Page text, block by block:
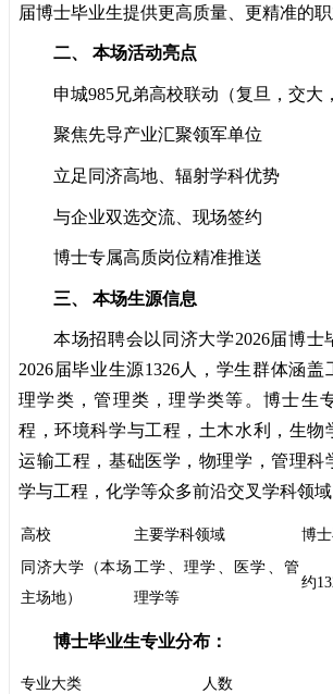
届博士毕业生提供更高质量、更精准的职
二、 本场活动亮点
申城985兄弟高校联动（复旦，交大
聚焦先导产业汇聚领军单位
立足同济高地、辐射学科优势
与企业双选交流、现场签约
博士专属高质岗位精准推送
三、 本场生源信息
本场招聘会以同济大学2026届博士
2026届毕业生源1326人，学生群体涵盖
理学类，管理类，理学类等。博士生
程，环境科学与工程，土木水利，生物
运输工程，基础医学，物理学，管理科
学与工程，化学等众多前沿交叉学科领域
高校 主要学科领域
博
同济大学（本场
主场地）
工学、理学、医学、管
理学等
约
博士毕业生专业分布：
专业大类
人数